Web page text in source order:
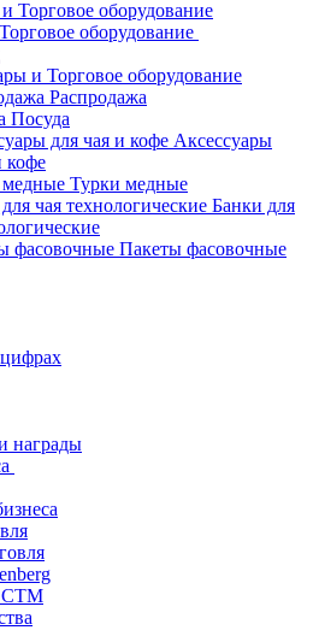
оборудование
и Торговое оборудование
Распродажа
Посуда
Аксессуары
кофе
Турки медные
Банки для
Пакеты фасовочные
награды
СТМ